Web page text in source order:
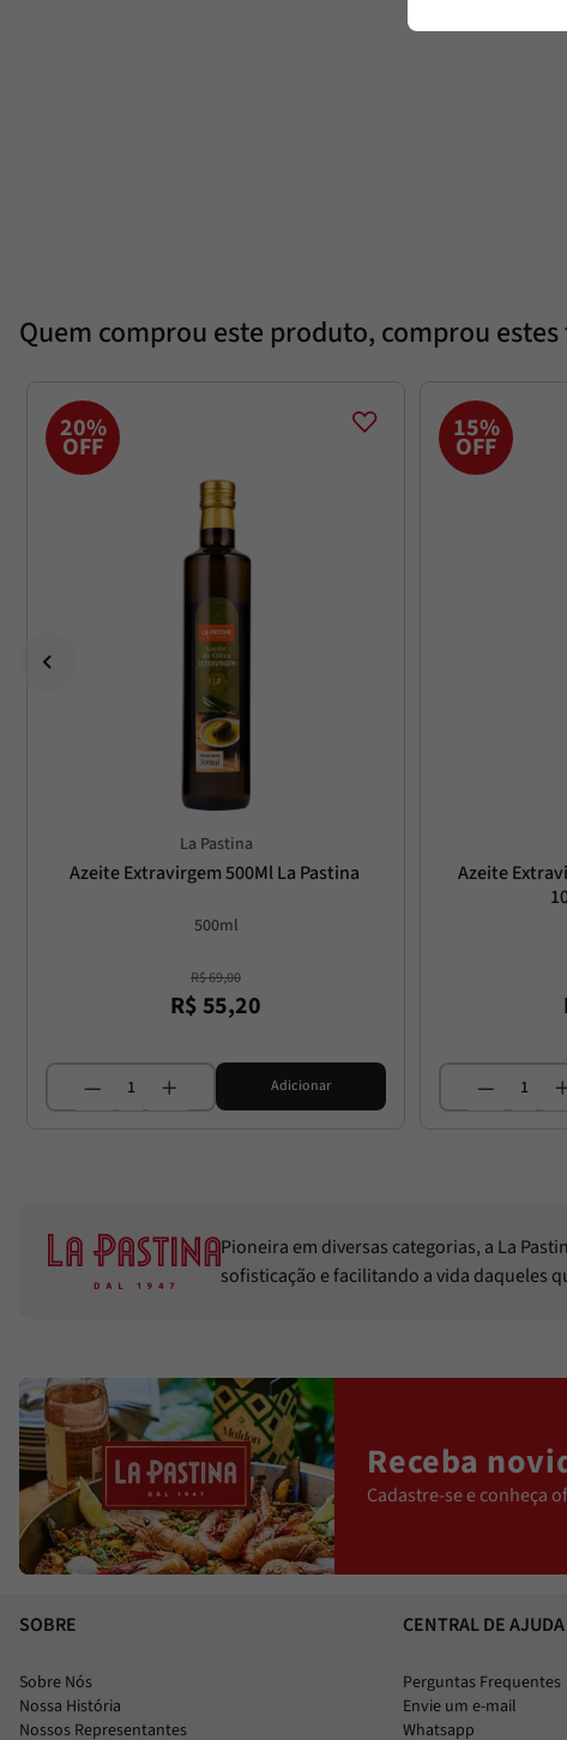
Quem comprou este produto, comprou
20%
OFF
La Pastina
Azeite Extravirgem 500Ml La Pastina
500ml
R$69,00
R$55,20
Adicionar
15%
OFF
Azeite
Pioneira em diversas categorias, a La
sofisticação e facilitando a vida daqueles
Receba
Cadastre-se e conheça
SOBRE
Sobre Nós
Nossa História
Nossos Representantes
CENTRAL DE AJUDA
Perguntas Frequentes
Envie um e-mail
Whatsapp